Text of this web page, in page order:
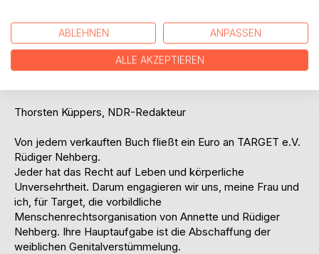
kleinen Symphonien stehen in diesem Buch. Sie sollen dem
Leser Vergnügen bereiten. Manch einer wird sich aber
auch ertappt fühlen, sich an eigene Missgeschicke
erinnern. Glücklich wer am Ende sagen kann: Ich bereue
Thorsten Küppers, NDR-Redakteur
Von jedem verkauften Buch fließt ein Euro an TARGET e.V.
Rüdiger Nehberg.
Jeder hat das Recht auf Leben und körperliche
Unversehrtheit. Darum engagieren wir uns, meine Frau und
ich, für Target, die vorbildliche
Menschenrechtsorganisation von Annette und Rüdiger
Nehberg. Ihre Hauptaufgabe ist die Abschaffung der
weiblichen Genitalverstümmelung.
ABLEHNEN ANPASSEN
ALLE AKZEPTIEREN